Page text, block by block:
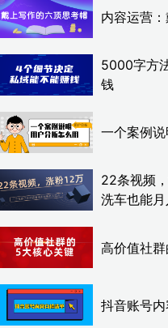
内容运营
5000字方
钱
一个案例
22条视频
洗车也能月
高价值社
抖音账号内